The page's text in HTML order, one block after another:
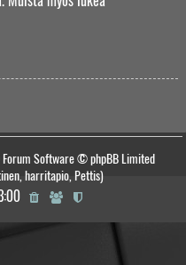
Software © phpBB Limited
harritapio, Pettis)